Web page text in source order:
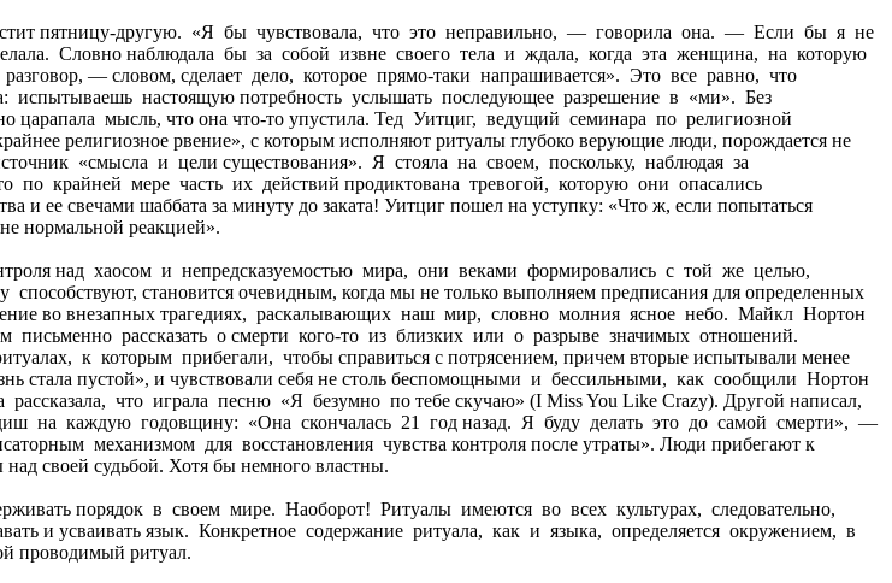
пятницу-другую. «Я бы чувствовала, что это неправильно, — говорила она. — Если бы я не
Словно наблюдала бы за собой извне своего тела и ждала, когда эта женщина, на которую
разговор, — словом, сделает дело, которое прямо-таки напрашивается». Это все равно, что
испытываешь настоящую потребность услышать последующее разрешение в «ми». Без
царапала мысль, что она что-то упустила. Тед Уитциг, ведущий семинара по религиозной
религиозное рвение», с которым исполняют ритуалы глубоко верующие люди, порождается не
«смысла и цели существования». Я стояла на своем, поскольку, наблюдая за
крайней мере часть их действий продиктована тревогой, которую они опасались
и ее свечами шаббата за минуту до заката! Уитциг пошел на уступку: «Что ж, если попытаться
нормальной реакцией».
над хаосом и непредсказуемостью мира, они веками формировались с той же целью,
становится очевидным, когда мы не только выполняем предписания для определенных
во внезапных трагедиях, раскалывающих наш мир, словно молния ясное небо. Майкл Нортон
рассказать о смерти кого-то из близких или о разрыве значимых отношений.
к которым прибегали, чтобы справиться с потрясением, причем вторые испытывали менее
стала пустой», и чувствовали себя не столь беспомощными и бессильными, как сообщили Нортон
что играла песню «Я безумно по тебе скучаю» (I Miss You Like Crazy). Другой написал,
на каждую годовщину: «Она скончалась 21 год назад. Я буду делать это до самой смерти», —
механизмом для восстановления чувства контроля после утраты». Люди прибегают к
своей судьбой. Хотя бы немного властны.
порядок в своем мире. Наоборот! Ритуалы имеются во всех культурах, следовательно,
и усваивать язык. Конкретное содержание ритуала, как и языка, определяется окружением, в
проводимый ритуал.